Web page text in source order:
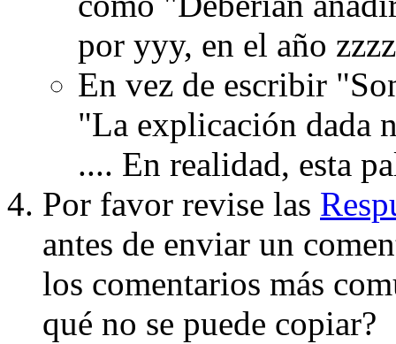
por yyy, en el año
En vez de escribir
"La explicación dada
.... En realidad, esta
Por favor revise las
antes de enviar un
los comentarios más
qué no se puede copiar?